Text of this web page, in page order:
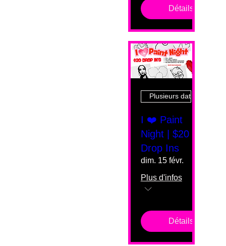
Détails
Plusieurs dates
I ❤️ Paint
Night | $20
Drop Ins
dim. 15 févr.
Plus d'infos
Détails